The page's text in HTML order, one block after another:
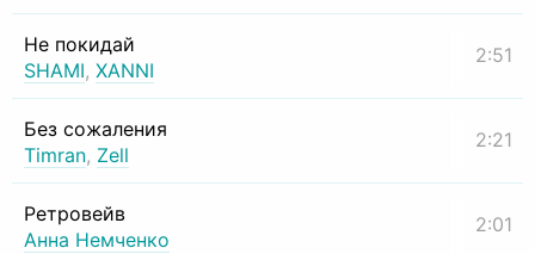
Не покидай
SHAMI, XANNI
2:51
Без сожаления
Timran, Zell
2:21
Ретровейв
Анна Немченко
2:01